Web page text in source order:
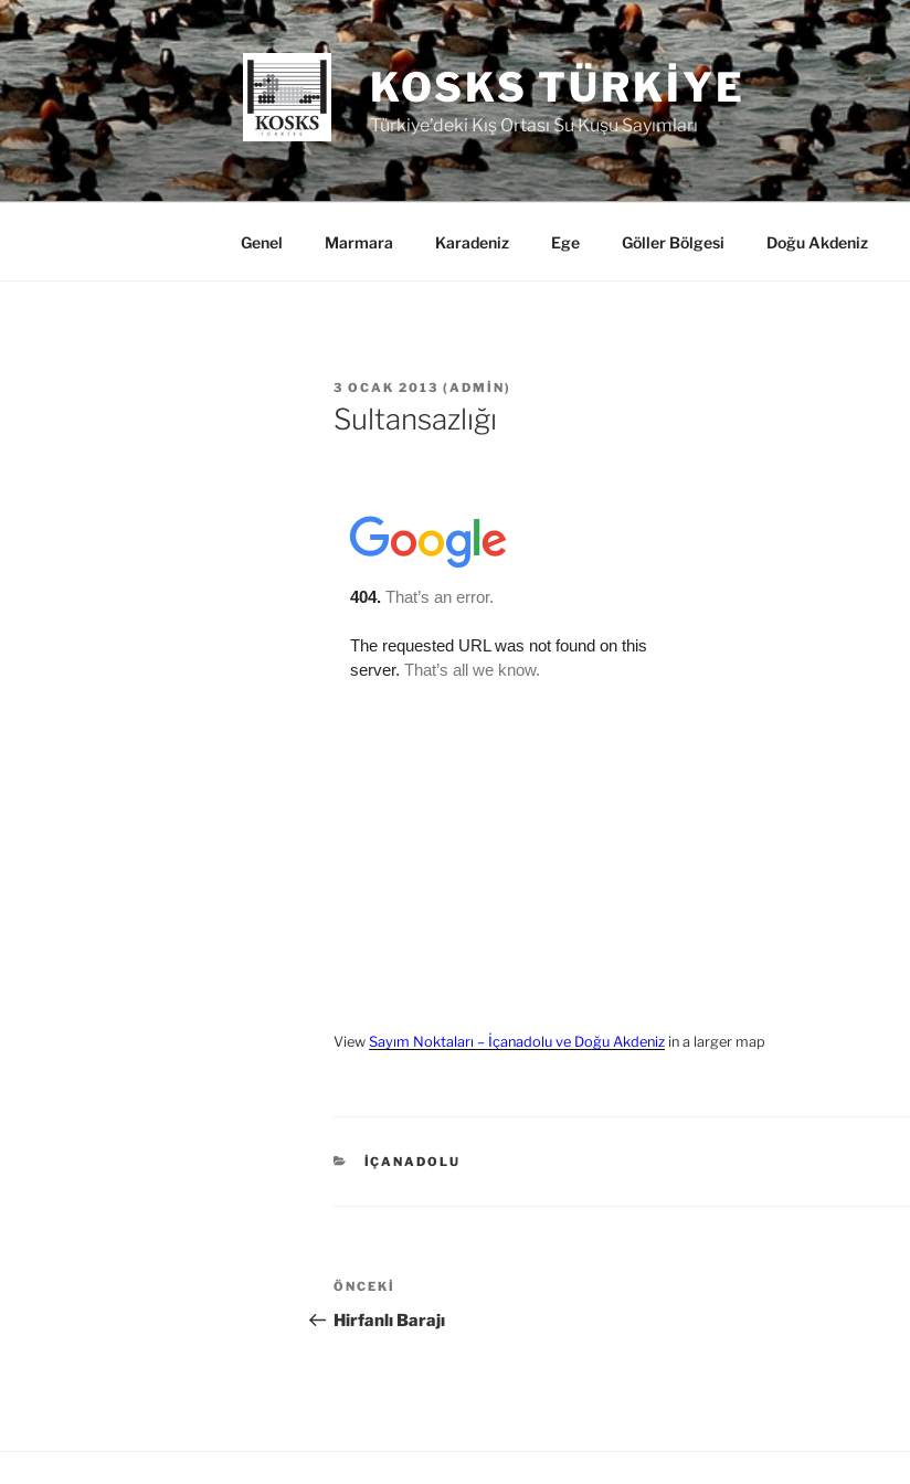
İçeriğe
geç
KOSKS TÜRKIYE
Türkiye’deki Kış Ortası Su Kuşu Sayımları
Genel Marmara Karadeniz Ege Göller Bölgesi Doğu Akdeniz
YAYIM
TARIHI
3 OCAK 2013 ( ADMIN)
Sultansazlığı
View Sayım Noktaları – İçanadolu ve Doğu Akdeniz in a larger map
KATEGORILER
İÇANADOLU
Yazı
dolaşımı
Önceki
Yazı
ÖNCEKI
Hirfanlı Barajı